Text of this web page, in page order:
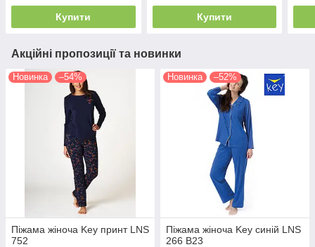
Купити Купити
Акційні пропозиції та новинки
Новинка –54%
Піжама жіноча Key принт LNS
752
Новинка –52%
Піжама жіноча Key синій LNS
266 B23